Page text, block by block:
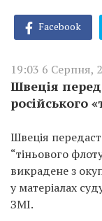
Facebook
19:03 6 Серпня,
Швеція
російського
Швеція
“тіньового
викрадене з
у матеріалах
ЗМІ.